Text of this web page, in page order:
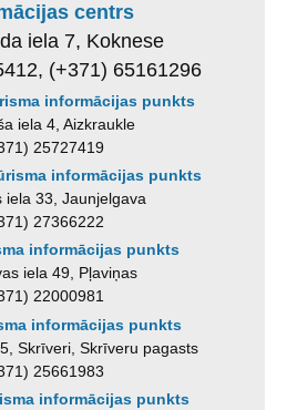
centrs
iela 7, Koknese
(+371) 65161296
informācijas punkts
iela 4, Aizkraukle
25727419
informācijas punkts
iela 33, Jaunjelgava
27366222
informācijas punkts
iela 49, Pļaviņas
22000981
informācijas punkts
Skrīveri, Skrīveru pagasts
25661983
informācijas punkts